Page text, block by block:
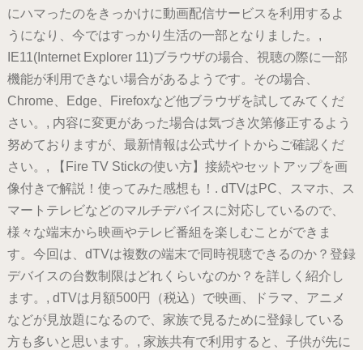
にハマったのをきっかけに動画配信サービスを利用するよ
うになり、今ではすっかり生活の一部となりました。,
IE11(Internet Explorer 11)ブラウザの場合、視聴の際に一部
機能が利用できない場合があるようです。その場合、
Chrome、Edge、Firefoxなど他ブラウザを試してみてくだ
さい。, 内容に変更があった場合は気づき次第修正するよう
努めておりますが、最新情報は公式サイトからご確認くだ
さい。, 【Fire TV Stickの使い方】接続やセットアップを画
像付きで解説！使ってみた感想も！. dTVはPC、スマホ、ス
マートテレビなどのマルチデバイスに対応しているので、
様々な端末から映画やテレビ番組を楽しむことができま
す。今回は、dTVは複数の端末で同時視聴できるのか？登録
デバイスの台数制限はどれくらいなのか？を詳しく紹介し
ます。, dTVは月額500円（税込）で映画、ドラマ、アニメ
などが見放題になるので、家族で見るために登録している
方も多いと思います。, 家族共有で利用すると、子供が先に